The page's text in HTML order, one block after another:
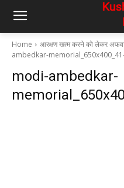
Home आरक्षण खत्म करने को लेकर
ambedkar-
modi-ambedkar-